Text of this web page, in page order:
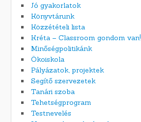
Jó gyakorlatok
Könyvtárunk
Közzétételi lista
Kréta – Classroom gondom van!
Minőségpolitikánk
Ökoiskola
Pályázatok, projektek
Segítő szervezetek
Tanári szoba
Tehetségprogram
Testnevelés